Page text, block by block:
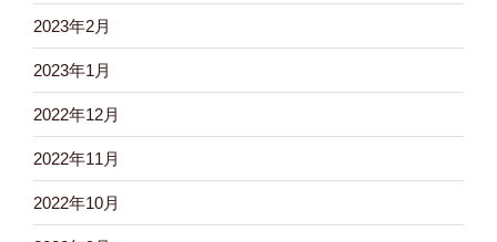
2023年2月
2023年1月
2022年12月
2022年11月
2022年10月